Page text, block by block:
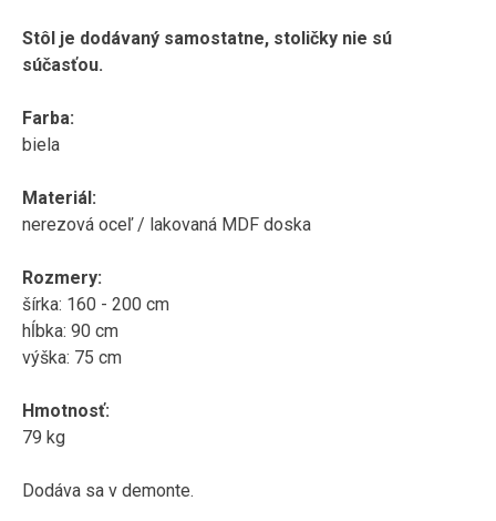
Stôl je dodávaný samostatne, stoličky nie sú
súčasťou.
Farba:
biela
Materiál:
nerezová oceľ / lakovaná MDF doska
Rozmery:
šírka: 160 - 200 cm
hĺbka: 90 cm
výška: 75 cm
Hmotnosť:
79 kg
Dodáva sa v demonte.